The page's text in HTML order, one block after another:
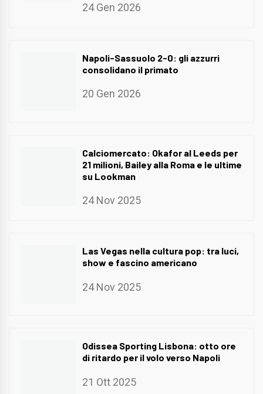
24 Gen 2026
Napoli-Sassuolo 2-0: gli azzurri
consolidano il primato
20 Gen 2026
Calciomercato: Okafor al Leeds per
21 milioni, Bailey alla Roma e le ultime
su Lookman
24 Nov 2025
Las Vegas nella cultura pop: tra luci,
show e fascino americano
24 Nov 2025
Odissea Sporting Lisbona: otto ore
di ritardo per il volo verso Napoli
21 Ott 2025